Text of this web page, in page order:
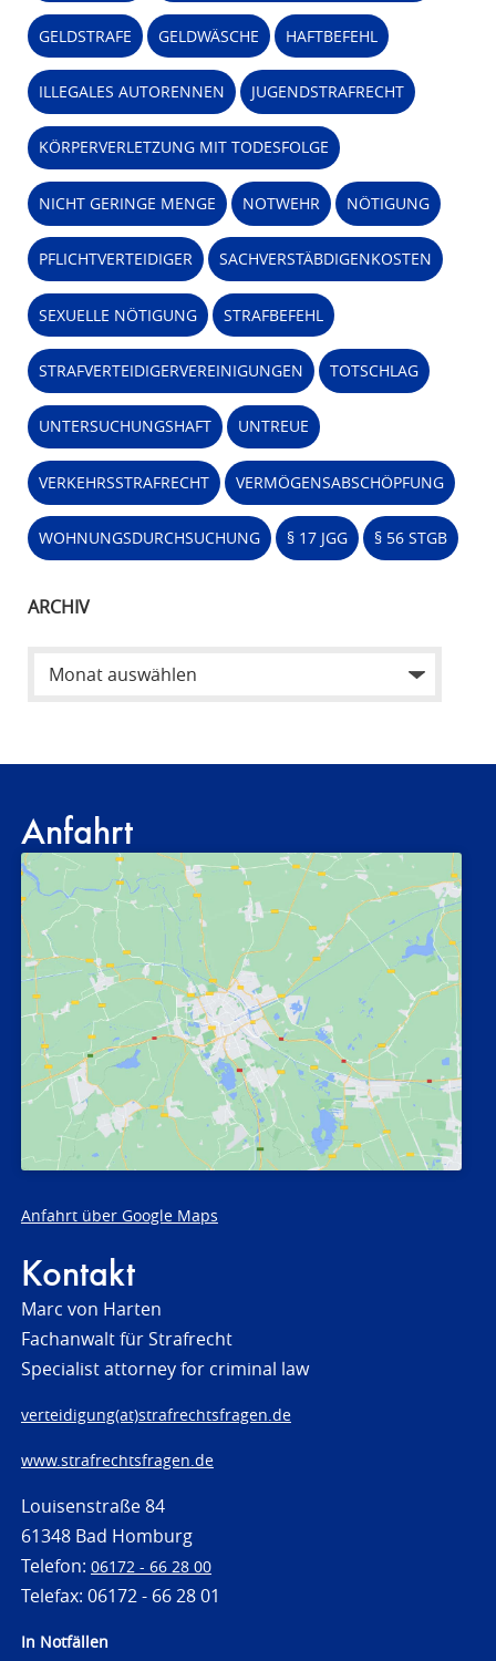
GELDSTRAFE GELDWÄSCHE HAFTBEFEHL
ILLEGALES AUTORENNEN JUGENDSTRAFRECHT
KÖRPERVERLETZUNG MIT TODESFOLGE
NICHT GERINGE MENGE NOTWEHR NÖTIGUNG
PFLICHTVERTEIDIGER SACHVERSTÄBDIGENKOSTEN
SEXUELLE NÖTIGUNG STRAFBEFEHL
STRAFVERTEIDIGERVEREINIGUNGEN TOTSCHLAG
UNTERSUCHUNGSHAFT UNTREUE
VERKEHRSSTRAFRECHT VERMÖGENSABSCHÖPFUNG
WOHNUNGSDURCHSUCHUNG § 17 JGG § 56 STGB
ARCHIV
Anfahrt
Anfahrt über Google Maps
Kontakt
Marc von Harten
Fachanwalt für Strafrecht
Specialist attorney for criminal law
verteidigung(at)strafrechtsfragen.de
www.strafrechtsfragen.de
Louisenstraße 84
61348 Bad Homburg
Telefon: 06172 - 66 28 00
Telefax: 06172 - 66 28 01
In Notfällen